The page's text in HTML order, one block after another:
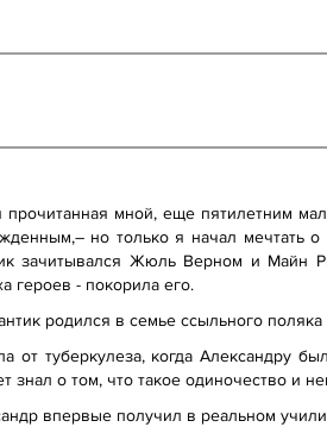
мной, еще пятилетним
но только я начал мечтать
зачитывался Жюль Верном и Майн
героев - покорила его.
родился в семье ссыльного
от туберкулеза, когда Александру
знал о том, что такое одиночество и
впервые получил в реальном